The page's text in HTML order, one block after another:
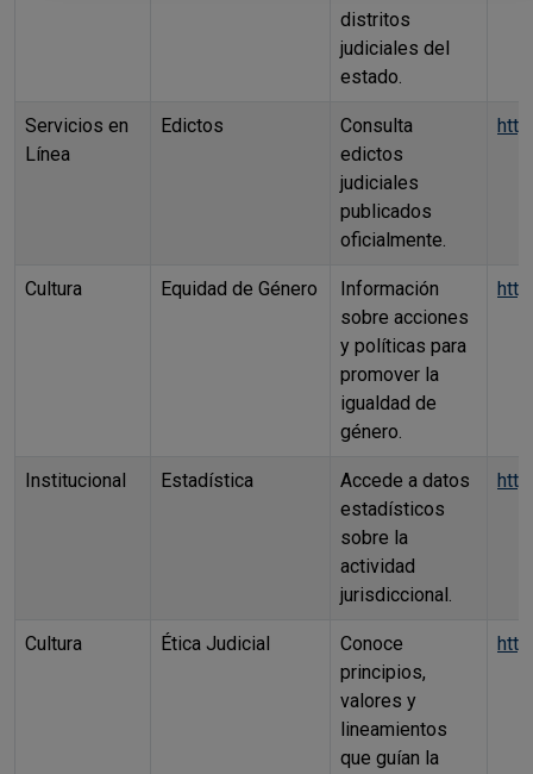
distritos
judiciales del
estado.
Servicios en
Línea
Edictos
Consulta
edictos
judiciales
publicados
oficialmente.
Cultura Equidad de Género
Información
sobre acciones
y políticas para
promover la
igualdad de
género.
Institucional Estadística
Accede a datos
estadísticos
sobre la
actividad
jurisdiccional.
Cultura Ética Judicial
Conoce
principios,
valores y
lineamientos
que guían la